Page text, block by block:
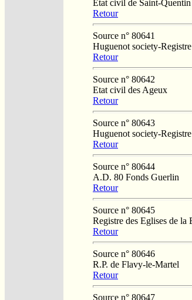
Etat civil de Saint-Quentin
Retour
Source n° 80641
Huguenot society-
Retour
Source n° 80642
Etat civil des Ageux
Retour
Source n° 80643
Huguenot society-
Retour
Source n° 80644
A.D. 80 Fonds Guerlin
Retour
Source n° 80645
Registre des Eglises de la
Retour
Source n° 80646
R.P. de Flavy-le-Martel
Retour
Source n° 80647